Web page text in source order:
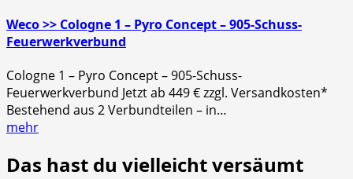
Weco >> Cologne 1 – Pyro Concept – 905-Schuss-
Feuerwerkverbund
Cologne 1 – Pyro Concept – 905-Schuss-
Feuerwerkverbund Jetzt ab 449 € zzgl. Versandkosten*
Bestehend aus 2 Verbundteilen – in…
mehr
Das hast du vielleicht versäumt